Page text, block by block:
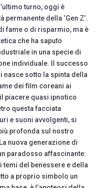
turno, oggi è
della ‘Gen Z’.
fame o di risparmio, ma è
che ha saputo
in una specie di
individuale. Il successo
nasce sotto la spinta della
dei film coreani ai
piacere quasi ipnotico
questa facciata
e suoni avvolgenti, si
profonda sul nostro
nuova generazione di
paradosso affascinante:
temi del benessere e della
a proprio simbolo un